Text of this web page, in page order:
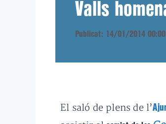
Valls
Publicat: 14/01/2014 00:00
El saló de plens de l’